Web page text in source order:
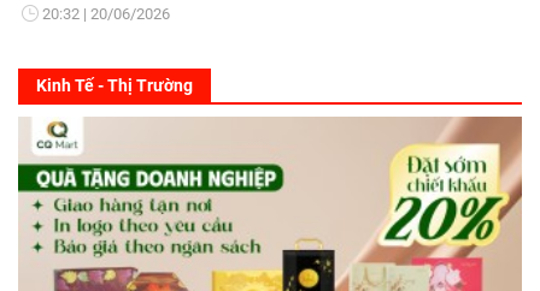
20:32 20/06/2026
Kinh Tế - Thị Trường